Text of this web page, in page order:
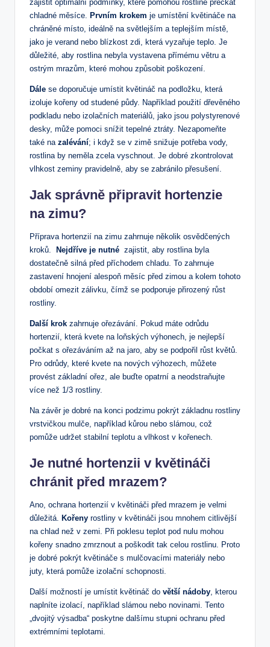
zajistit optimální podmínky, které pomohou rostlině přečkat⁣
chladné měsíce. Prvním krokem je umístění květináče⁤ na
chráněné místo, ideálně na světlejším‌ a teplejším místě,
jako je‌ verand ‍nebo blízkost zdi, která vyzařuje teplo. Je
důležité,‍ aby rostlina nebyla​ vystavena přímému větru ⁤a
ostrým mrazům,‍ které ​mohou způsobit poškození.
Dále se⁢ doporučuje umístit květináč ‍na podložku, která
izoluje kořeny od ‌studené půdy. Například použití​ dřevěného‍
podkladu⁤ nebo izolačních‍ materiálů,⁣ jako jsou polystyrenové
desky, může pomoci snížit tepelné⁤ ztráty. Nezapomeňte
‍také na zalévání; i⁣ když se v ​zimě snižuje potřeba ⁤vody,
rostlina by neměla zcela vyschnout. ⁣Je dobré zkontrolovat
vlhkost zeminy pravidelně, aby ​se zabránilo přesušení.
Jak správně připravit hortenzie
na⁤ zimu?
Příprava hortenzií na zimu zahrnuje ⁣několik osvědčených
kroků. ⁤
Nejdříve je ‌nutné ⁣ zajistit, aby rostlina byla
dostatečně​ silná ⁢před příchodem chladu. To zahrnuje
zastavení ‍hnojení alespoň měsíc ‍před zimou a kolem tohoto
období omezit zálivku,‌ čímž se podporuje ⁣přirozený ‌růst
rostliny.
Další krok zahrnuje ořezávání. Pokud máte ‍odrůdu
hortenzií, která kvete⁤ na loňských výhonech,​ je nejlepší
počkat s⁤ ořezáváním‌ až na jaro, aby‍ se podpořil ⁤růst květů.
Pro‌ odrůdy, které kvete na‌ nových výhozech,⁤ můžete
‌provést základní ořez, ale buďte opatrní a neodstraňujte
více než 1/3 ‍rostliny. ‌
Na⁤ závěr je dobré na konci podzimu pokrýt základnu⁣ rostliny
vrstvičkou ‌mulče, ​například kůrou⁤ nebo slámou, což
pomůže udržet‍ stabilní teplotu a vlhkost ‍v kořenech.
Je nutné ⁣hortenzii ⁢v květináči
chránit před ‌mrazem?
Ano, ochrana⁣ hortenzií ⁣v květináči před mrazem je velmi
důležitá. Kořeny rostliny v květináči jsou mnohem citlivější​
na chlad než v zemi. Při poklesu ‌teplot‍ pod nulu mohou
kořeny snadno zmrznout ⁢a poškodit tak ⁣celou rostlinu. ⁣Proto
je dobré pokrýt květináče s ⁣mulčovacími ‍materiály nebo
juty, která pomůže ​izolační schopnosti.
Další možností​ je umístit květináč do větší nádoby, kterou
naplníte izolací, například slámou ‌nebo novinami. Tento
„dvojitý ‍výsadba“ poskytne ⁢dalšímu stupni ochranu před⁢
extrémními teplotami.